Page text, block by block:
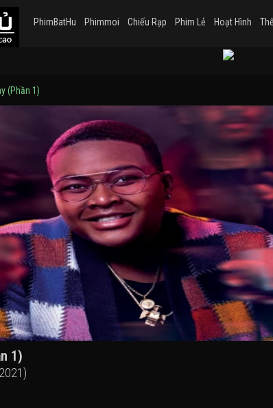
PhimBatHu Phimmoi Chiếu Rạp Phim Lẻ Hoạt Hình
(Phần 1)
1)